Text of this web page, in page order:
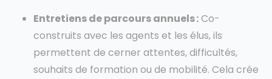
Entretiens de parcours annuels :Co-
construits avec les agents et les élus, ils
permettent de cerner attentes, difficultés,
souhaits de formation ou de mobilité. Cela crée